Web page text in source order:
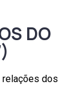
DO
relações dos